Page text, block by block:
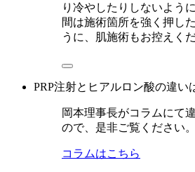
り冷やしたりしないよう
間は施術箇所を強く押し
うに、肌施術もお控えくだ
PRP注射とヒアルロン酸の違い
岡本理事長がコラムにて
ので、是非ご覧ください。
コラムはこちら